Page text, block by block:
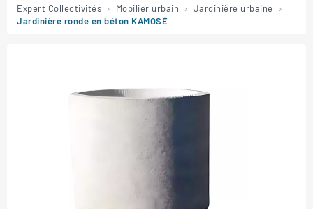
Expert Collectivités Mobilier urbain
Jardinière urbaine
Jardinière ronde en béton KAMOSÉ